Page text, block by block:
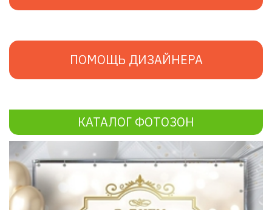
ПОМОЩЬ ДИЗАЙНЕРА
КАТАЛОГ ФОТОЗОН